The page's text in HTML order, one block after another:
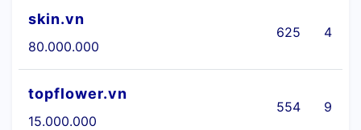
skin.vn
80.000.000
625 4
topflower.vn
15.000.000
554 9